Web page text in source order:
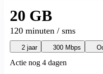
Motorola
Motorola
Motorola
Motorola
20 GB
120 minuten / sms
Actie nog 4 dagen
2 jaar 300 Mbps